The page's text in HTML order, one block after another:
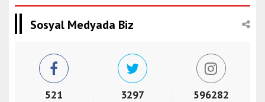
Sosyal Medyada Biz
521 3297 596282